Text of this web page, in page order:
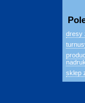
dresy
sklep